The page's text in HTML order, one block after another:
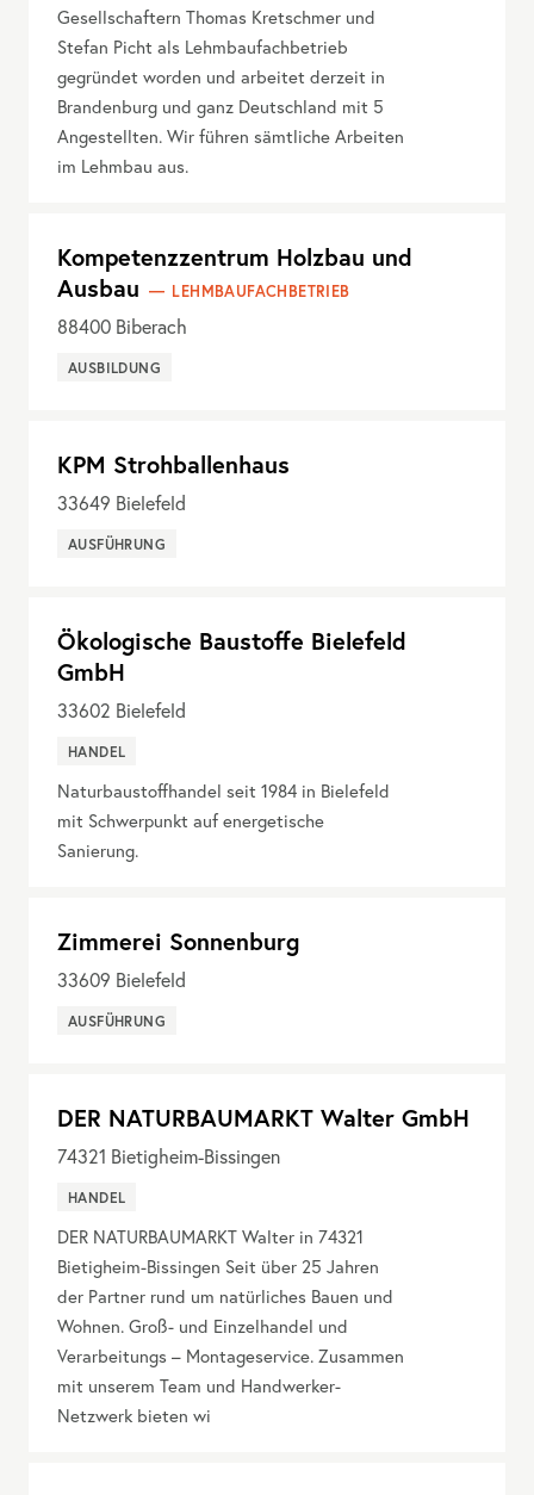
Gesellschaftern Thomas Kretschmer und
Stefan Picht als Lehmbaufachbetrieb
gegründet worden und arbeitet derzeit in
Brandenburg und ganz Deutschland mit 5
Angestellten. Wir führen sämtliche Arbeiten
im Lehmbau aus.
Kompetenzzentrum Holzbau und
Ausbau
LEHMBAUFACHBETRIEB
88400 Biberach
AUSBILDUNG
KPM Strohballenhaus
33649 Bielefeld
AUSFÜHRUNG
Ökologische Baustoffe Bielefeld
GmbH
33602 Bielefeld
HANDEL
Naturbaustoffhandel seit 1984 in Bielefeld
mit Schwerpunkt auf energetische
Sanierung.
Zimmerei Sonnenburg
33609 Bielefeld
AUSFÜHRUNG
DER NATURBAUMARKT Walter GmbH
74321 Bietigheim-Bissingen
HANDEL
DER NATURBAUMARKT Walter in 74321
Bietigheim-Bissingen Seit über 25 Jahren
der Partner rund um natürliches Bauen und
Wohnen. Groß- und Einzelhandel und
Verarbeitungs – Montageservice. Zusammen
mit unserem Team und Handwerker-
Netzwerk bieten wi